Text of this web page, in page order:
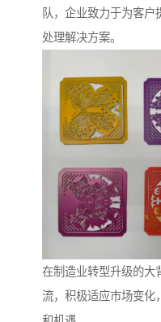
队，企业致力于为客户
处理解决方案。
在制造业转型升级的大
流，积极适应市场变化